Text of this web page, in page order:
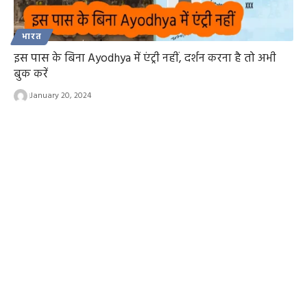
भारत
इस पास के बिना Ayodhya में एंट्री नहीं, दर्शन करना है तो अभी
बुक करें
January 20, 2024